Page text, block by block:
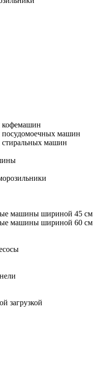
кофемашин
машин
машин
машины шириной 45 см
машины шириной 60 см
загрузкой